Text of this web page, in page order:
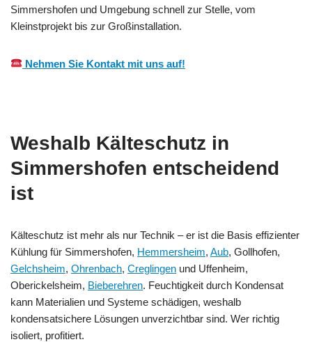
Simmershofen und Umgebung schnell zur Stelle, vom
Kleinstprojekt bis zur Großinstallation.
Nehmen Sie Kontakt mit uns auf!
Weshalb Kälteschutz in
Simmershofen entscheidend
ist
Kälteschutz ist mehr als nur Technik – er ist die Basis effizienter
Kühlung für Simmershofen, Hemmersheim, Aub, Gollhofen,
Gelchsheim, Ohrenbach, Creglingen und Uffenheim,
Oberickelsheim, Bieberehren. Feuchtigkeit durch Kondensat
kann Materialien und Systeme schädigen, weshalb
kondensatsichere Lösungen unverzichtbar sind. Wer richtig
isoliert, profitiert.